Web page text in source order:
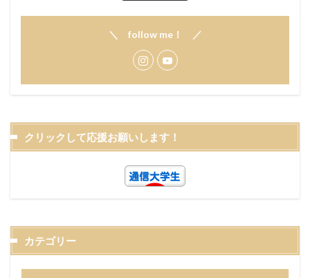
＼ follow me！ ／
クリックして応援お願いします！
カテゴリー